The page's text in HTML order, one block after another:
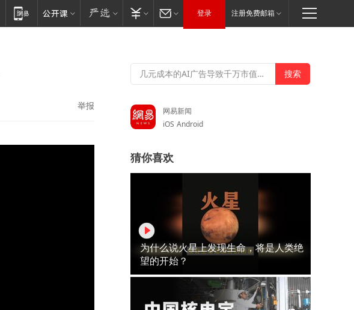
登录 注册免费邮箱
举报
网易新闻
iOS Android
猜你喜欢
为什么说火星上发现生命，将是人类绝
望的开始？